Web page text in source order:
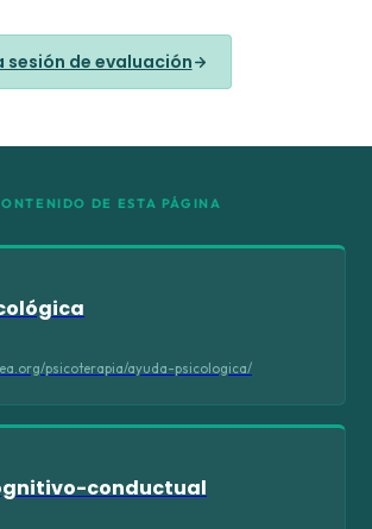
sesión de evaluación
DE ESTA PÁGINA
psicoterapia/ayuda-psicologica/
conductual